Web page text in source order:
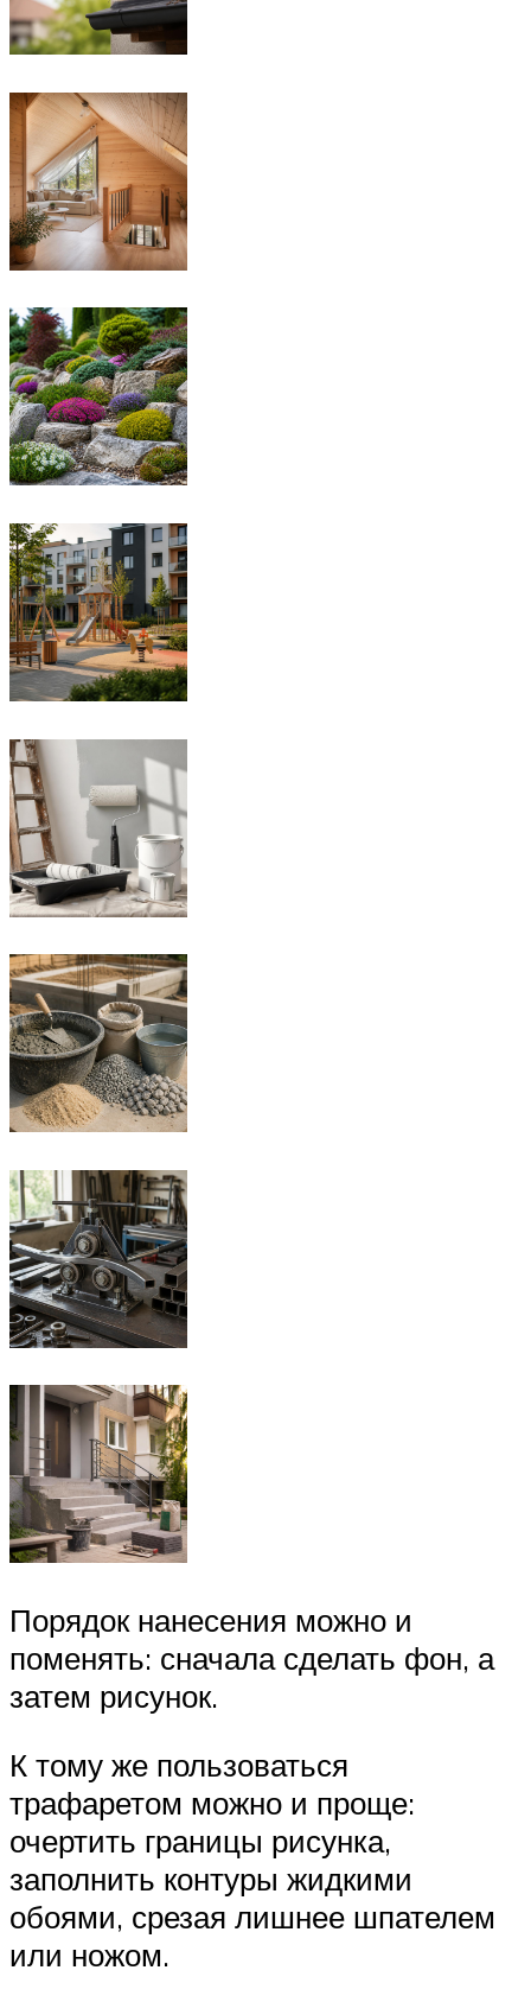
Порядок нанесения можно и
поменять: сначала сделать фон, а
затем рисунок.
К тому же пользоваться
трафаретом можно и проще:
очертить границы рисунка,
заполнить контуры жидкими
обоями, срезая лишнее шпателем
или ножом.